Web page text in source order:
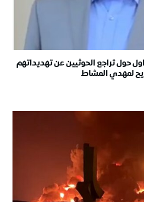
حول تراجع الحوثيين عن تهديداتهم
لمهدي المشاط